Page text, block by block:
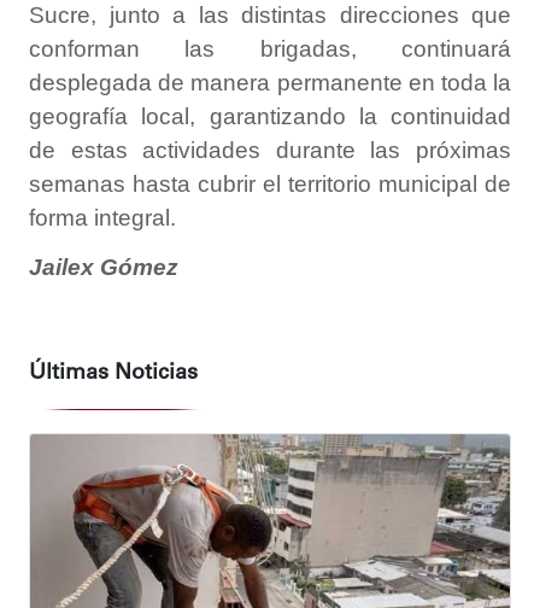
Sucre, junto a las distintas direcciones que
conforman las brigadas, continuará
desplegada de manera permanente en toda la
geografía local, garantizando la continuidad
de estas actividades durante las próximas
semanas hasta cubrir el territorio municipal de
forma integral.
Jailex Gómez
Últimas Noticias